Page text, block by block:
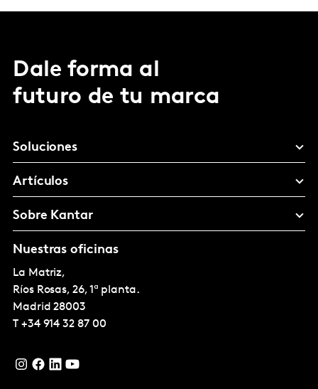
Dale forma al
futuro de tu marca
Soluciones
Artículos
Sobre Kantar
Nuestras oficinas
La Matriz,
Ríos Rosas, 26, 1ª planta.
Madrid 28003
T +34 914 32 87 00